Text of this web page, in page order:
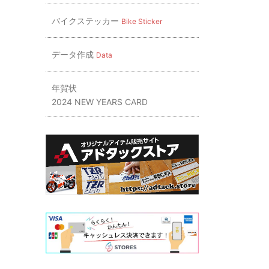
バイクステッカー Bike Sticker
データ作成 Data
年賀状
2024 NEW YEARS CARD